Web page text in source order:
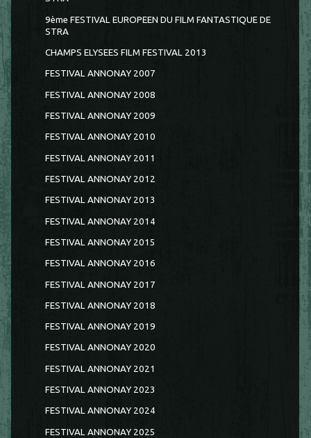
9ème FESTIVAL EUROPEEN DU FILM FANTASTIQUE DE
STRA
CHAMPS ELYSEES FILM FESTIVAL 2013
FESTIVAL ANNONAY 2007
FESTIVAL ANNONAY 2008
FESTIVAL ANNONAY 2009
FESTIVAL ANNONAY 2010
FESTIVAL ANNONAY 2011
FESTIVAL ANNONAY 2012
FESTIVAL ANNONAY 2013
FESTIVAL ANNONAY 2014
FESTIVAL ANNONAY 2015
FESTIVAL ANNONAY 2016
FESTIVAL ANNONAY 2017
FESTIVAL ANNONAY 2018
FESTIVAL ANNONAY 2019
FESTIVAL ANNONAY 2020
FESTIVAL ANNONAY 2021
FESTIVAL ANNONAY 2023
FESTIVAL ANNONAY 2024
FESTIVAL ANNONAY 2025